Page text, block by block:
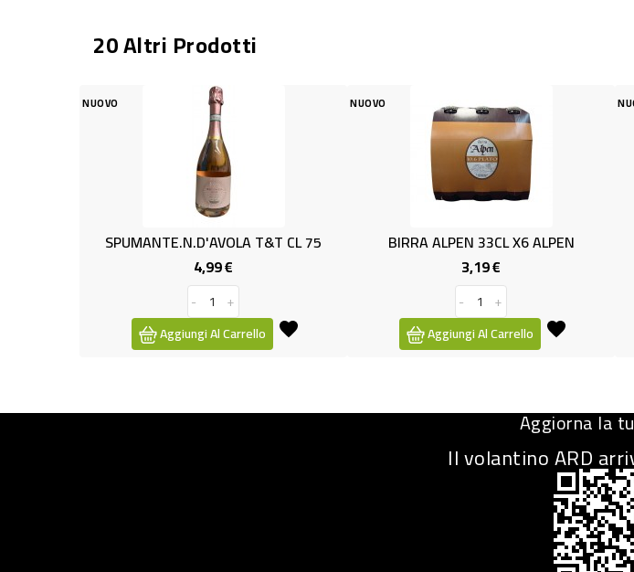
20 Altri Prodotti
T&T CL 75
NUOVO
BIRRA ALPEN 33CL X6 ALPEN
Aggiungi Al Carrello
NUOVO
VERMOUTH
Aggiungi Al
Aggiorna la
Il volantino ARD